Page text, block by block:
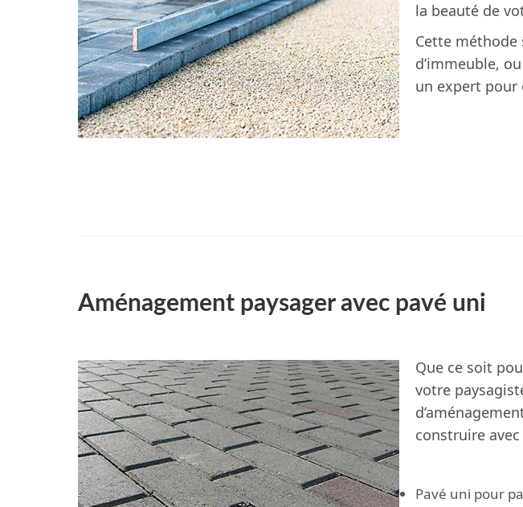
la beauté de
Cette méthode
d’immeuble,
un expert pour
Aménagement paysager avec pavé uni
Que ce soit
votre
construire
Pavé uni pour